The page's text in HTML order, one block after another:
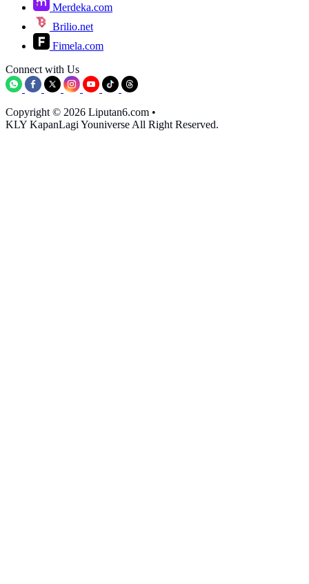
Merdeka.com
Brilio.net
Fimela.com
Connect with Us
Copyright © 2026 Liputan6.com •
KLY KapanLagi Youniverse All Right Reserved.